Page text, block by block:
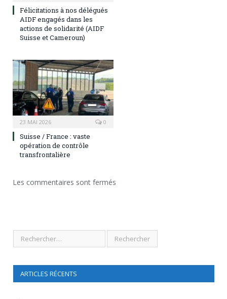
Félicitations à nos délégués
AIDF engagés dans les
actions de solidarité (AIDF
Suisse et Cameroun)
23 MAI 2026 0
Suisse / France : vaste
opération de contrôle
transfrontalière
Les commentaires sont fermés
ARTICLES RÉCENTS